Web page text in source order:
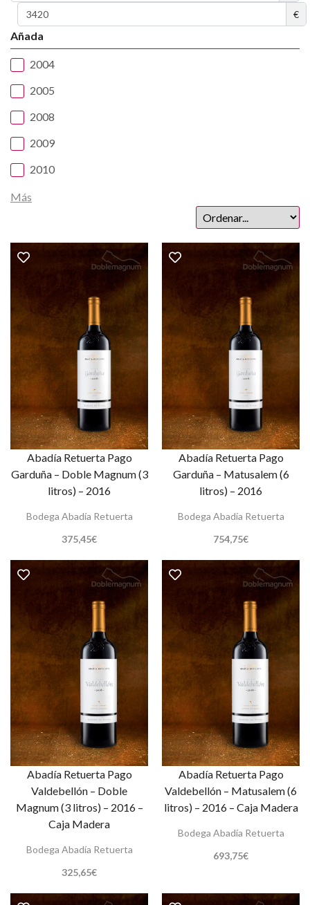
€
Añada
2004
2005
2008
2009
2010
Más
Abadía Retuerta Pago
Garduña – Doble Magnum (3
litros) – 2016
Bodega Abadía Retuerta
375,45€
Abadía Retuerta Pago
Garduña – Matusalem (6
litros) – 2016
Bodega Abadía Retuerta
754,75€
Abadía Retuerta Pago
Valdebellón – Doble
Magnum (3 litros) – 2016 –
Caja Madera
Bodega Abadía Retuerta
325,65€
Abadía Retuerta Pago
Valdebellón – Matusalem (6
litros) – 2016 – Caja Madera
Bodega Abadía Retuerta
693,75€